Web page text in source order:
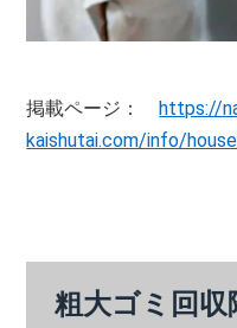
掲載ページ：https://
kaishutai.com/info/
粗大ゴミ回収